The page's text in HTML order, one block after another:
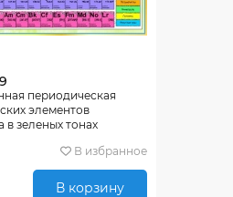
периодическая
элементов
зеленых тонах
В избранное
В корзину